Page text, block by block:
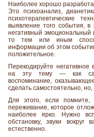
Наиболее хорошо
Это психоанализ,
психотерапевтические
выявление того события, в
негативный эмоциональный
то тем или иным
информации об этом
положительное.
Перекодируйте
на эту тему — как
воспоминание,
сделать самостоятельно,
Для этого, если помните,
переживание, которое
наиболее ярко. Нужно
обстановку, звуки вокруг
естественно.